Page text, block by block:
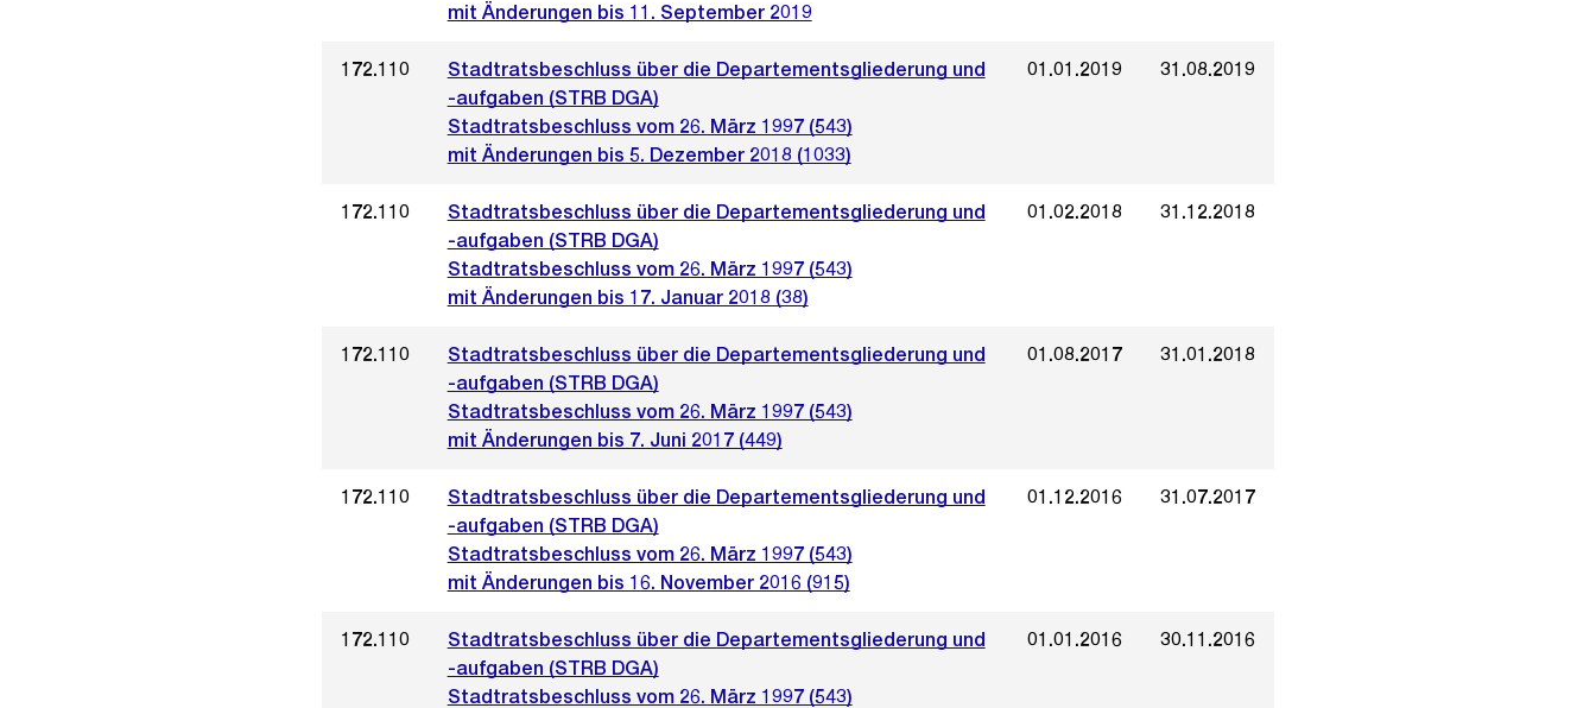
mit Änderungen bis 11. September 2019
172.110
Stadtratsbeschluss über die Departementsgliederung und
-aufgaben (STRB DGA)
Stadtratsbeschluss vom 26. März 1997 (543)
mit Änderungen bis 5. Dezember 2018 (1033)
01.01.2019 31.08.2019
172.110
Stadtratsbeschluss über die Departementsgliederung und
-aufgaben (STRB DGA)
Stadtratsbeschluss vom 26. März 1997 (543)
mit Änderungen bis 17. Januar 2018 (38)
01.02.2018 31.12.2018
172.110
Stadtratsbeschluss über die Departementsgliederung und
-aufgaben (STRB DGA)
Stadtratsbeschluss vom 26. März 1997 (543)
mit Änderungen bis 7. Juni 2017 (449)
01.08.2017 31.01.2018
172.110
Stadtratsbeschluss über die Departementsgliederung und
-aufgaben (STRB DGA)
Stadtratsbeschluss vom 26. März 1997 (543)
mit Änderungen bis 16. November 2016 (915)
01.12.2016 31.07.2017
172.110
Stadtratsbeschluss über die Departementsgliederung und
-aufgaben (STRB DGA)
Stadtratsbeschluss vom 26. März 1997 (543)
01.01.2016 30.11.2016